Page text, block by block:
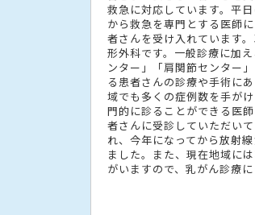
救急に対応しています。平
から救急を専門とする医師
者さんを受け入れています
形外科です。一般診療に加
ンター」「肩関節センター
る患者さんの診療や手術に
域でも多くの症例数を手が
門的に診ることができる医
者さんに受診していただい
れ、今年になってから放射
ました。また、現在地域に
がいますので、乳がん診療